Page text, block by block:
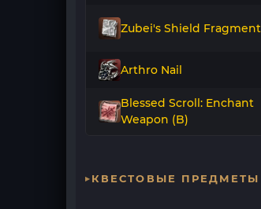
Zubei's Shield Fragment
Arthro Nail
Blessed Scroll: Enchant
Weapon (B)
КВЕСТОВЫЕ ПРЕДМЕТЫ